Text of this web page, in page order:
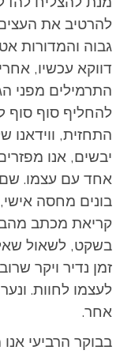
להרטיב את
גבוה והמדורות
דווקא עכשיו,
התרמילים מפני
להחליף סוף סוף
התחזית, ווידאנו
יבשים, אנו
אחד עם עצמו.
בונים מחסה
קריאת מכתב
בשקט, לשאול
זמן נדיר ויקר
לעצמו לחוות.
אחר.
בבוקר הרביעי